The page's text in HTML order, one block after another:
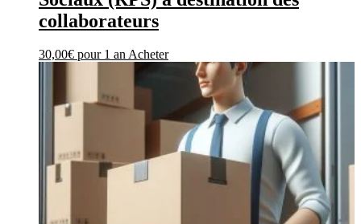
collaborateurs
30,00€ pour 1 anAcheter